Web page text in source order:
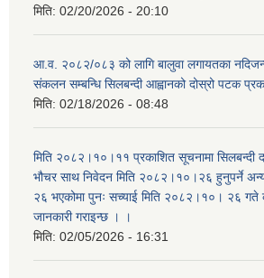
मिति: 02/20/2026 - 20:10
आ.व. २०८२/०८३ को लागि बालुवा लगायतका
संकलन सम्बन्धि सिलबन्दी आह्वानको दोस्रो पटक
मिति: 02/18/2026 - 08:48
मिति २०८२।१०।११ प्रकाशित सूचनामा सिलबन्दी
भौचर साथ निवेदन मिति २०८२।१०।२६ हुनुपर्ने
२६ भएकोमा पुनः सच्याई मिति २०८२।१०। २६ गते
जानकारी गराइन्छ । ।
मिति: 02/05/2026 - 16:31